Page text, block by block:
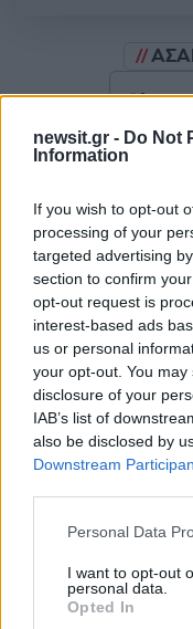
newsit.gr - Do Not
Information
If you wish to opt-out
processing of your
targeted advertising
section to confirm
opt-out request is
interest-based ads
us or personal
your opt-out. You
disclosure of your
IAB’s list of
also be disclosed by
Downstream
Please note that this
not limited to your
grant or deny
use your data for
Personal Data
I want to opt-out
personal data.
Opted In
Share:
Ακολουθήστε το
Πιο
1 Ελίζαμπεθ
πήγαν στον
πάρουν την
2Ηφαίστειο
δεν πρόλαβε
μπορεί να
για έβδομη
αστυνομικοί
τουρίστες